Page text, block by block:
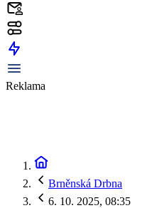
Reklama
Brněnská Drbna
6. 10. 2025, 08:35